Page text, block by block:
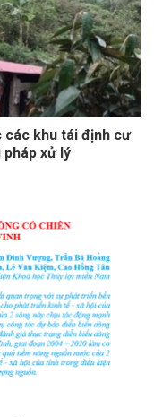
các khu tái định cư
xử lý